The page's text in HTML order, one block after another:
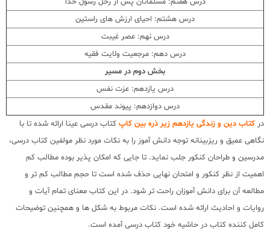
درس هشتم: احیای ارزش های راستین
درس نهم: عصر غیبت
درس دهم: مرجعیت ولایت فقیه
بخش دوم در مسیر
درس یازدهم: عزت نفس
درس دوازدهم: پیوند مقدس
در کتاب دین و زندگی یازدهم زیر ذره بین کاپ کتاب درسی عینا ارائه شده تا با
نگاهی عمیق و ریزبینانه توجه دانش آموز را به نکات مورد نظر مولفین کتاب درسی،
مدرسین و طراحان کنکور جلب نماید. تا جایی که امکان پذیر بوده مطالب کم
اهمیت از نظر کنکور و امتحان نهایی حذف شده است تا حجم مطالب کم تر و
مطالعه آن برای دانش آموزان راحت تر شود. در این کتاب معنای تمام آیات و
روایات و احادیث ارائه شده است. نکات مربوط به شکل ها و همچنین توضیحات
کامل کننده کتاب در حاشیه خود کتاب درسی آمده است.